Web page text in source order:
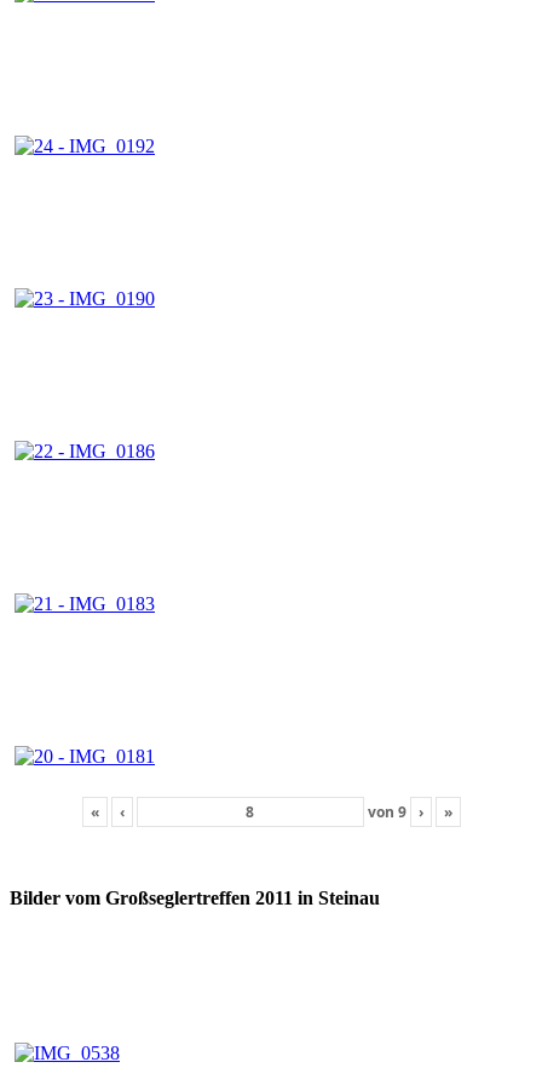
« ‹ von 9 › »
Bilder vom Großseglertreffen 2011 in Steinau